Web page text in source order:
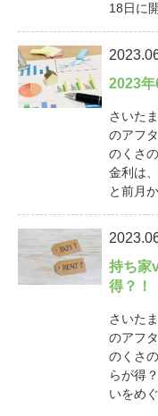
18日に
2023
さいた
のアフ
のくさ
金利は
と前月
持ち家
得？！
さいた
のアフ
のくさ
らが得
いをめ